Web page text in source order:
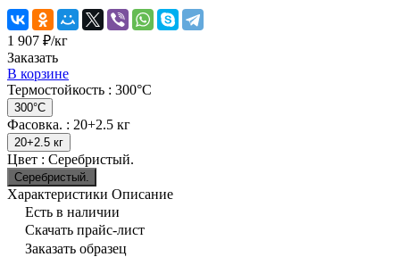
1 907 ₽/кг
Заказать
В корзине
Термостойкость : 300°С
300°С
Фасовка. : 20+2.5 кг
20+2.5 кг
Цвет : Серебристый.
Серебристый.
Характеристики Описание
Есть в наличии
Скачать прайс-лист
Заказать образец